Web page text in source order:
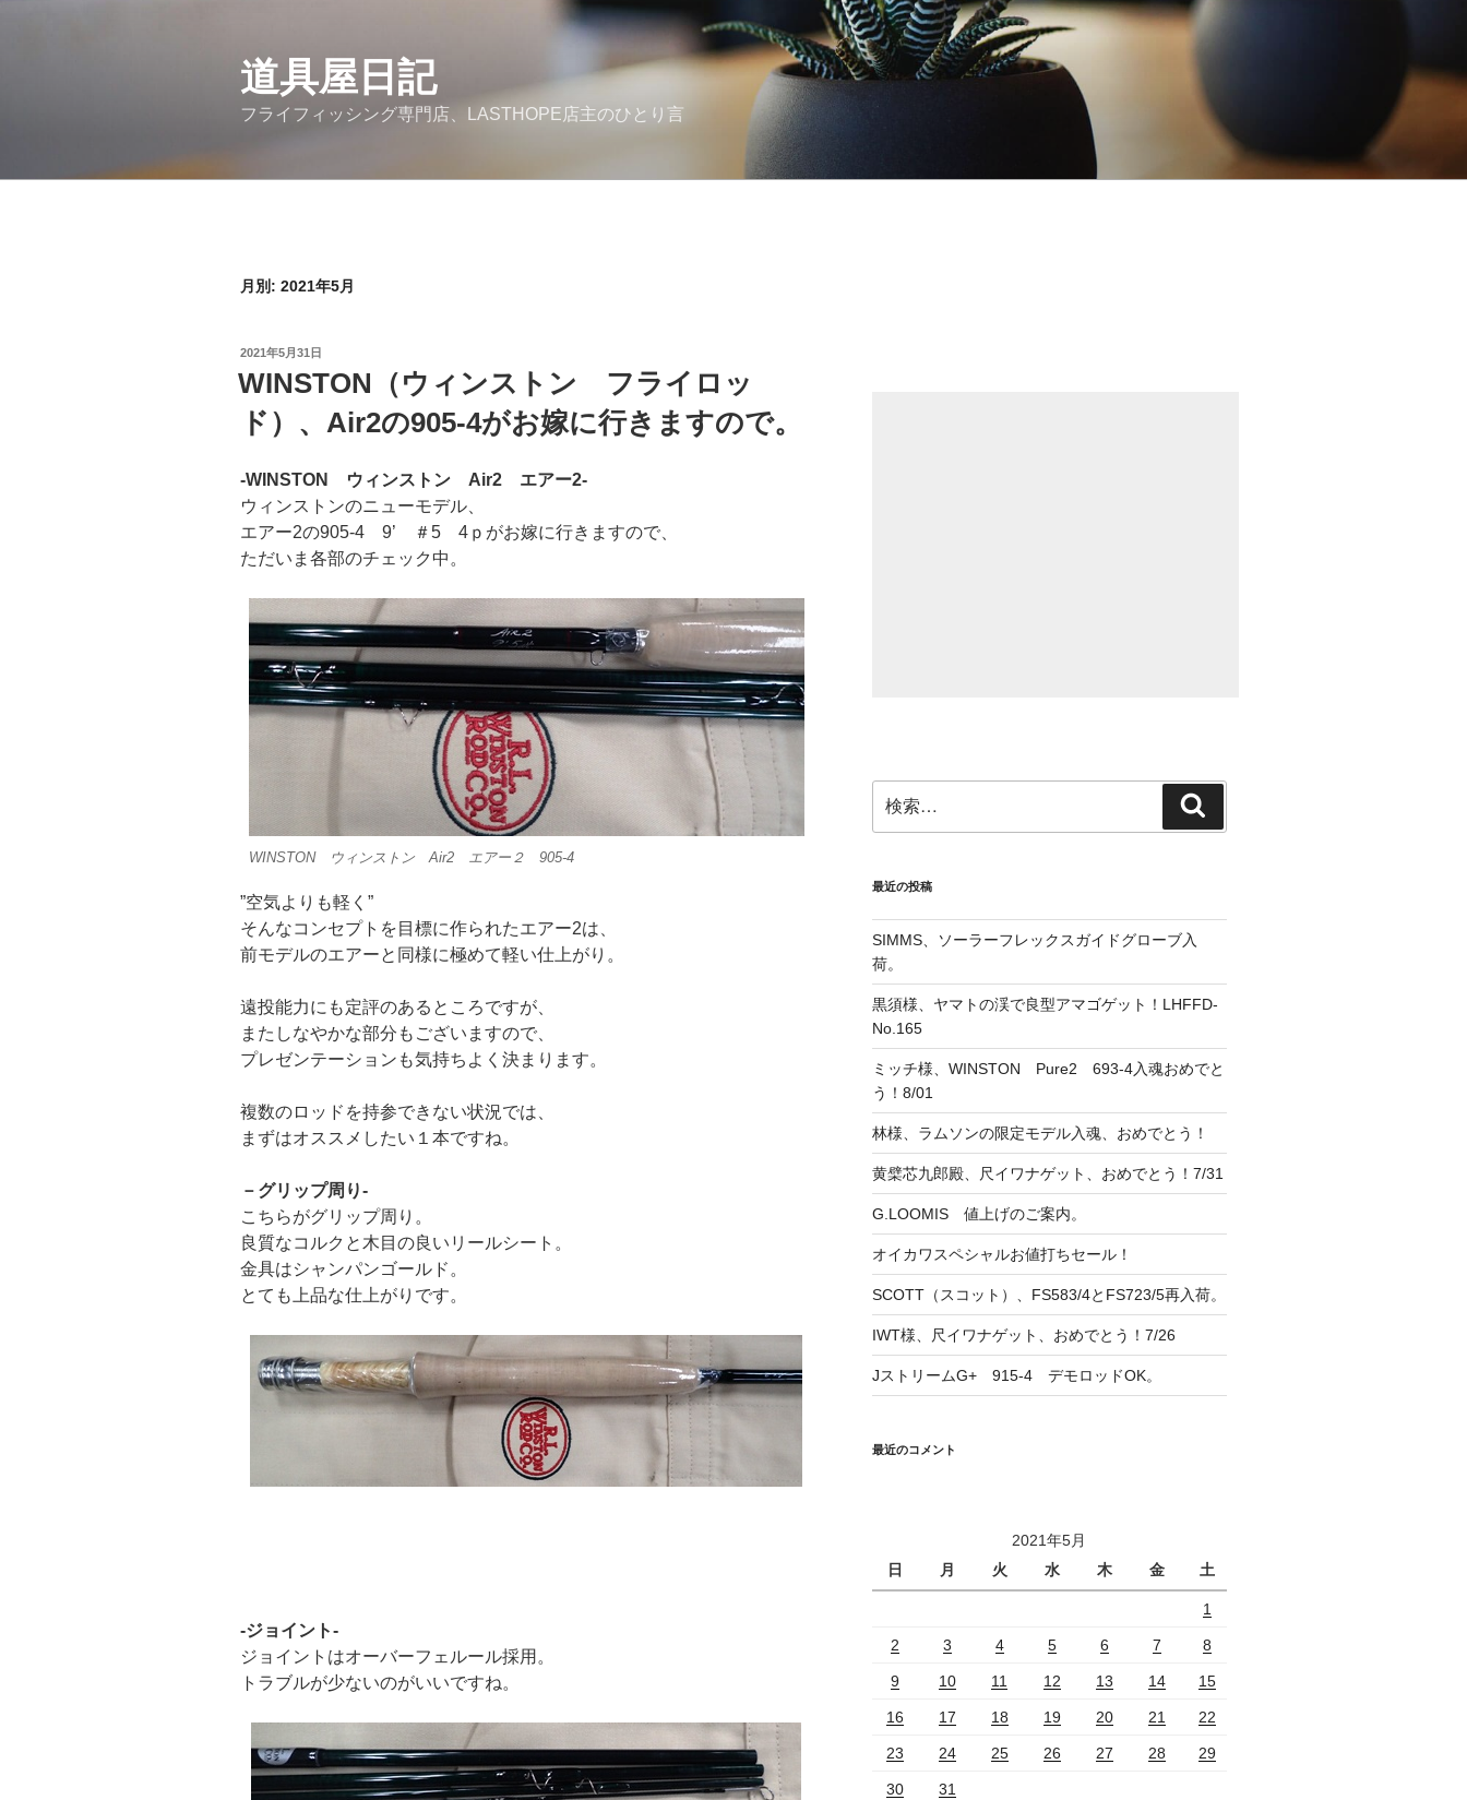
道具屋日記
フライフィッシング専門店、LASTHOPE店主のひとり言
月別: 2021年5月
投
日:
2021年5月31日
WINSTON（ウィンストン フライロッ
ド）、Air2の905-4がお嫁に行きますので。
-WINSTON ウィンストン Air2 エアー2-
ウィンストンのニューモデル、
エアー2の905-4 9’ ＃5 4ｐがお嫁に行きますので、
ただいま各部のチェック中。
WINSTON ウィンストン Air2 エアー２ 905-4
”空気よりも軽く”
そんなコンセプトを目標に作られたエアー2は、
前モデルのエアーと同様に極めて軽い仕上がり。
遠投能力にも定評のあるところですが、
またしなやかな部分もございますので、
プレゼンテーションも気持ちよく決まります。
複数のロッドを持参できない状況では、
まずはオススメしたい１本ですね。
－グリップ周り-
こちらがグリップ周り。
良質なコルクと木目の良いリールシート。
金具はシャンパンゴールド。
とても上品な仕上がりです。
-ジョイント-
ジョイントはオーバーフェルール採用。
トラブルが少ないのがいいですね。
索:
索
最近の投稿
SIMMS、ソーラーフレックスガイドグローブ入
荷。
黒須様、ヤマトの渓で良型アマゴゲット！LHFFD-
No.165
ミッチ様、WINSTON Pure2 693-4入魂おめでと
う！8/01
林様、ラムソンの限定モデル入魂、おめでとう！
黄檗芯九郎殿、尺イワナゲット、おめでとう！7/31
G.LOOMIS 値上げのご案内。
オイカワスペシャルお値打ちセール！
SCOTT（スコット）、FS583/4とFS723/5再入荷。
IWT様、尺イワナゲット、おめでとう！7/26
JストリームG+ 915-4 デモロッドOK。
最近のコメント
2021年5月
日
月 火 水 木 金 土
1
2 3 4 5 6 7 8
9 10 11 12 13 14 15
16 17 18 19 20 21 22
23 24 25 26 27 28 29
30 31